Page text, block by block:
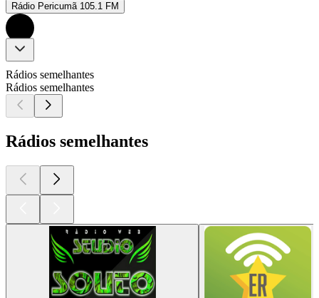
Rádio Pericumã 105.1 FM
Rádios semelhantes
Rádios semelhantes
Rádios semelhantes